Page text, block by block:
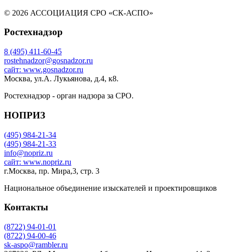
© 2026 АССОЦИАЦИЯ СРО «СК-АСПО»
Ростехнадзор
8 (495) 411-60-45
rostehnadzor@gosnadzor.ru
сайт: www.gosnadzor.ru
Москва, ул.А. Лукьянова, д.4, к8.
Ростехнадзор - орган надзора за СРО.
НОПРИЗ
(495) 984-21-34
(495) 984-21-33
info@nopriz.ru
сайт: www.nopriz.ru
г.Москва, пр. Мира,3, стр. 3
Национальное объединение изыскателей и проектировщиков
Контакты
(8722) 94-01-01
(8722) 94-00-46
sk-aspo@rambler.ru